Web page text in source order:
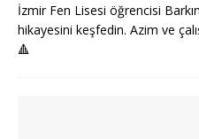
İzmir Fen Lisesi öğrencisi
hikayesini keşfedin. Azim ve
🔺